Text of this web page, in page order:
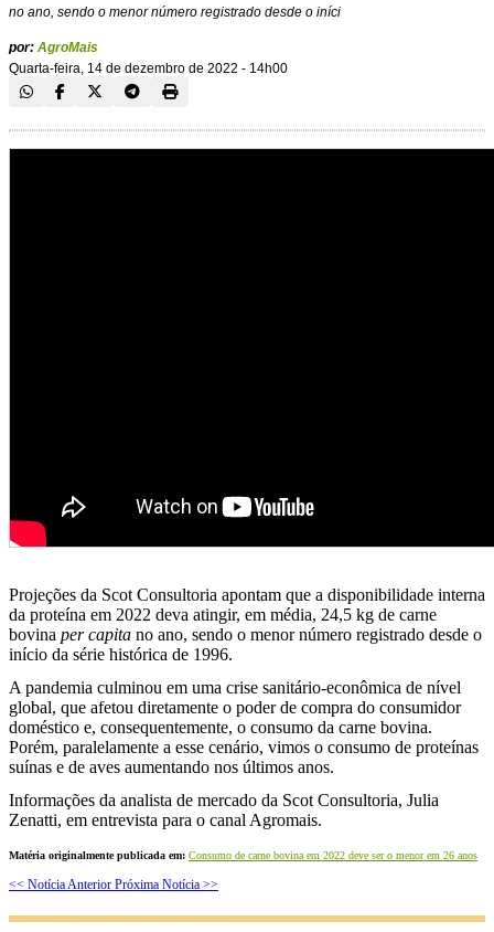
no ano, sendo o menor número registrado desde o iníci
por: AgroMais
Quarta-feira, 14 de dezembro de 2022 - 14h00
Projeções da Scot Consultoria apontam que a disponibilidade interna
da proteína em 2022 deva atingir, em média, 24,5 kg de carne
bovina per capita no ano, sendo o menor número registrado desde o
início da série histórica de 1996.
A pandemia culminou em uma crise sanitário-econômica de nível
global, que afetou diretamente o poder de compra do consumidor
doméstico e, consequentemente, o consumo da carne bovina.
Porém, paralelamente a esse cenário, vimos o consumo de proteínas
suínas e de aves aumentando nos últimos anos.
Informações da analista de mercado da Scot Consultoria, Julia
Zenatti, em entrevista para o canal Agromais.
Matéria originalmente publicada em: Consumo de carne bovina em 2022 deve ser o menor em 26 anos
<< Notícia Anterior Próxima Notícia >>